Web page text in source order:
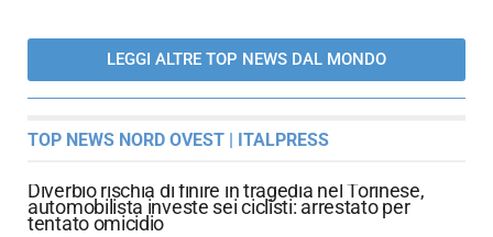
LEGGI ALTRE TOP NEWS DAL MONDO
TOP NEWS NORD OVEST | ITALPRESS
Diverbio rischia di finire in tragedia nel Torinese,
automobilista investe sei ciclisti: arrestato per
tentato omicidio